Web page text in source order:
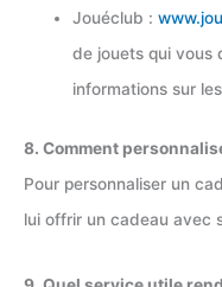
Jouéclub :
de jouets qui vous
informations sur
8. Comment
Pour personnaliser un
lui offrir un cadeau avec